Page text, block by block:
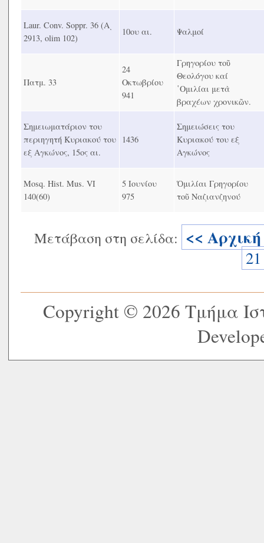
Laur. Conv. Soppr. 36 (Αͺ
2913, olim 102)
10ου αι. Ψαλμοί
Πατμ. 33
24
Οκτωβρίου
941
Γρηγορίου τοῦ
Θεολόγου καί
῾Ομιλίαι μετὰ
βραχέων χρονικῶν.
Σημειωματάριον του
περιηγητή Κυριακού του
εξ Αγκώνος, 15ος αι.
1436
Σημειώσεις του
Κυριακού του εξ
Αγκώνος
Mosq. Hist. Mus. VI
140(60)
5 Ιουνίου
975
Ὁμιλίαι Γρηγορίου
τοῦ Ναζιανζηνού
Μετάβαση στη σελίδα: << Αρχική
21
Copyright © 2026 Τμήμα